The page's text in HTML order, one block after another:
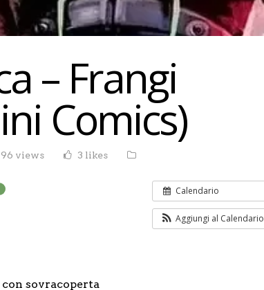
– Frangi
Comics)
views 3 likes
Calendario
Aggiungi al Calendario
con sovracoperta